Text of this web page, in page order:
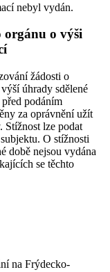
nebyl vydán.
orgánu o výši
žádosti o
úhrady sdělené
podáním
za oprávnění užít
Stížnost lze podat
O stížnosti
době nejsou vydána
se těchto
na Frýdecko-